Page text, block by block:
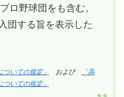
ロ野球団をも含む。
団する旨を表示した
ついての規定」 および
「高
いての規定」